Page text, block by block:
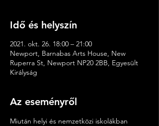
Idő és helyszín
2021. okt. 26. 18:00 – 21:00
Newport, Barnabas Arts House, New
Ruperra St, Newport NP20 2BB, Egyesült
Királyság
Az eseményről
Miután helyi és nemzetközi iskolákban